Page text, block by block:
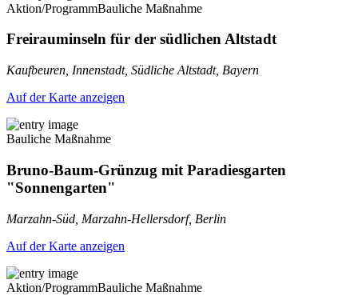
Aktion/ProgrammBauliche Maßnahme
Freirauminseln für der südlichen Altstadt
Kaufbeuren, Innenstadt, Südliche Altstadt, Bayern
Auf der Karte anzeigen
Bauliche Maßnahme
Bruno-Baum-Grünzug mit Paradiesgarten
"Sonnengarten"
Marzahn-Süd, Marzahn-Hellersdorf, Berlin
Auf der Karte anzeigen
Aktion/ProgrammBauliche Maßnahme